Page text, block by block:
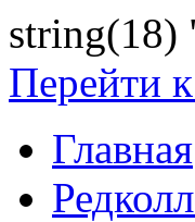
string(18)
Перейти
Главная